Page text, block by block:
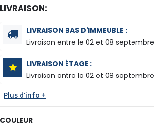
LIVRAISON:
LIVRAISON BAS D'IMMEUBLE :
Livraison entre le02 et 08 septembre
LIVRAISON ÉTAGE :
Livraison entre le02 et 08 septembre
Plus d'info +
COULEUR